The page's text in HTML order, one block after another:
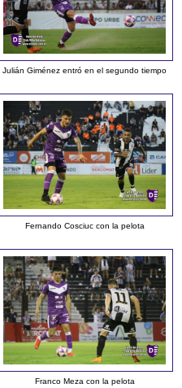
Julián Giménez entró en el segundo tiempo
Fernando Cosciuc con la pelota
Franco Meza con la pelota